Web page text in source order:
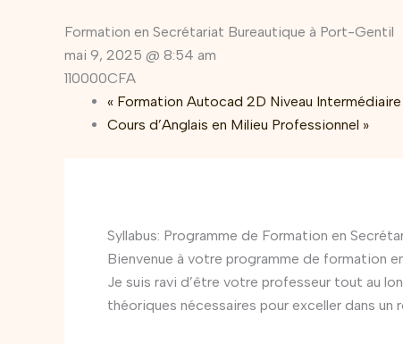
Formation en Secrétariat Bureautique à Port-Gentil
mai 9, 2025 @ 8:54 am
110000CFA
« Formation Autocad 2D Niveau
Cours d’Anglais en Milieu Professionnel »
Syllabus: Programme de Formation en
Bienvenue à votre programme de formation
Je suis ravi d’être votre professeur tout au
théoriques nécessaires pour exceller dans